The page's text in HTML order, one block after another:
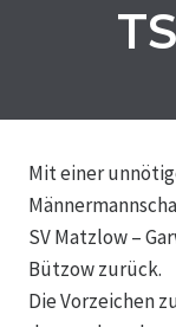
Mit einer
SV Matzlow –
Bützow zurück.
Die Vorzeichen